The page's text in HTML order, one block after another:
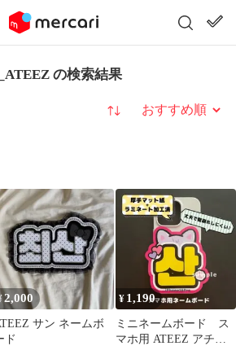
の検索結果
並び替え
2,000
サン ネームボ
ド
¥ 1,190
ミニネームボード ス
マホ用 ATEEZ アチ